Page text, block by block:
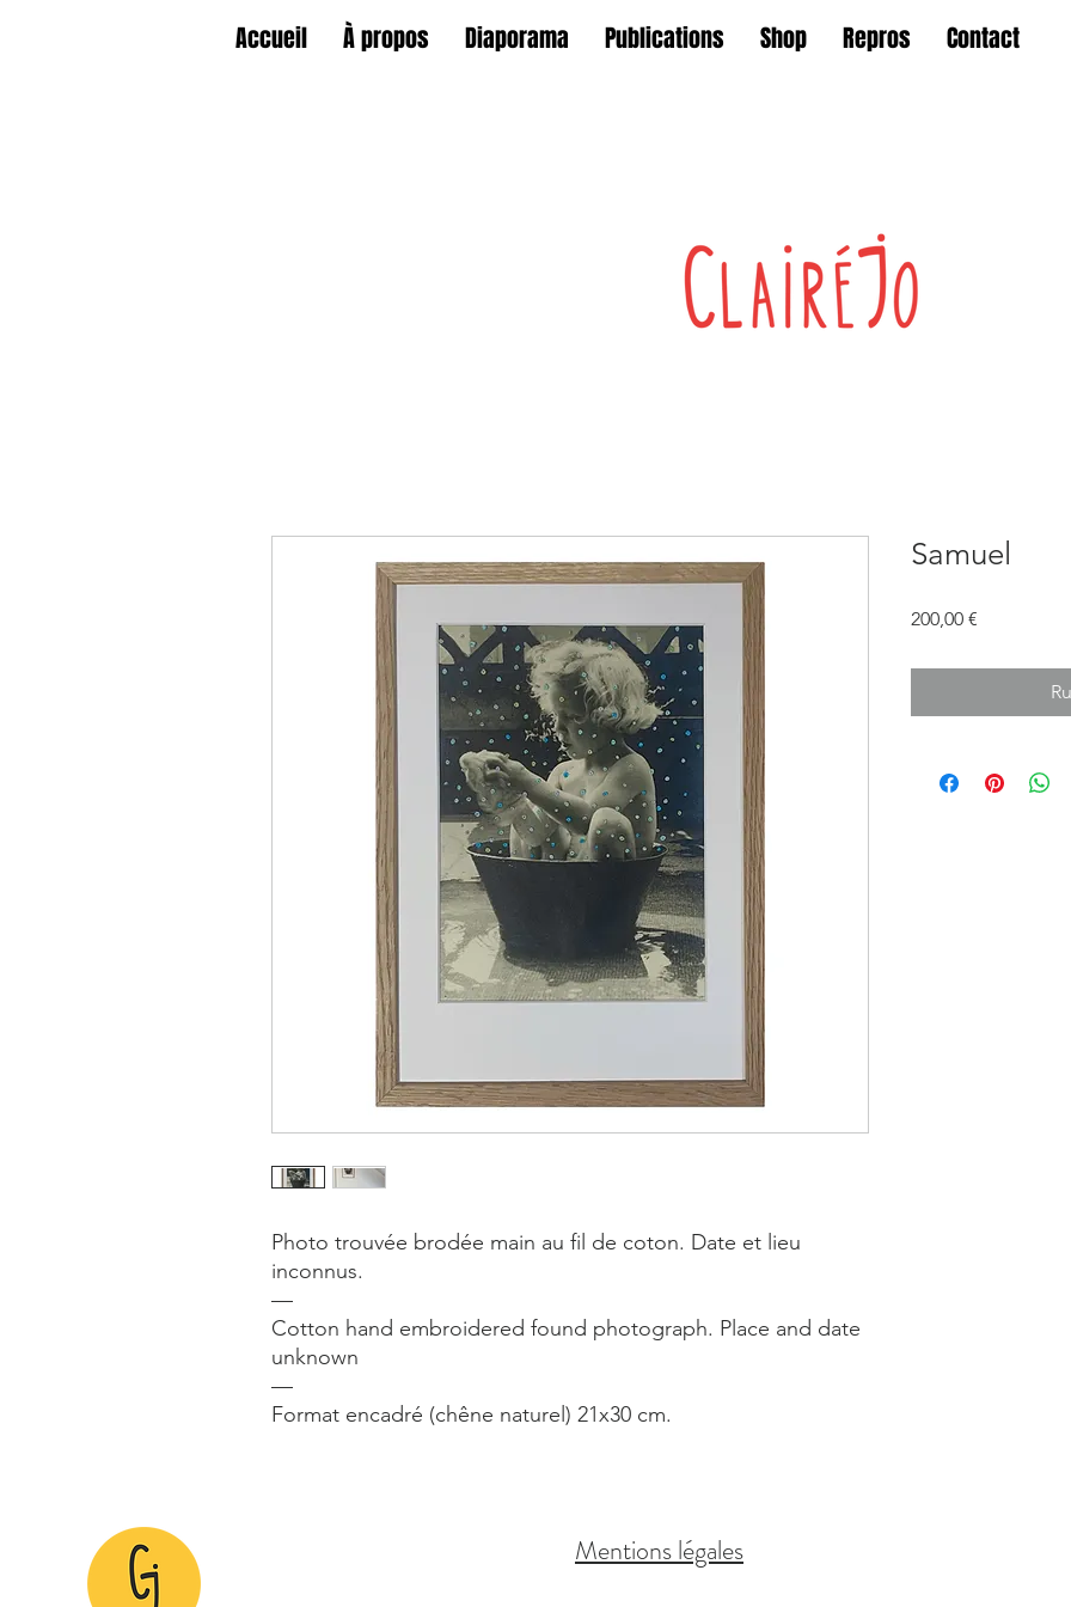
Accueil À propos Diaporama Publications Shop Repros Contact
Photo trouvée brodée main au fil de coton. Date et lieu
inconnus.
—
Cotton hand embroidered found photograph. Place and date
unknown
—
Format encadré (chêne naturel) 21x30 cm.
Samuel
200,00 €
Mentions légales